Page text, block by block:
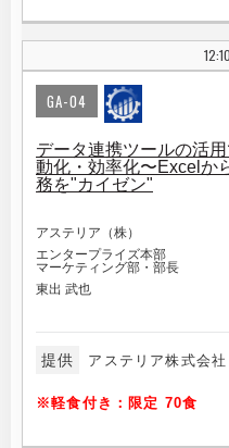
12:10
GA-04
データ連携ツールの活
動化・効率化〜Excelか
務を"カイゼン"
アステリア（株）
エンタープライズ本部
マーケティング部・部長
東出 武也
提供 アステリア株式会社
※軽食付き：限定 70食